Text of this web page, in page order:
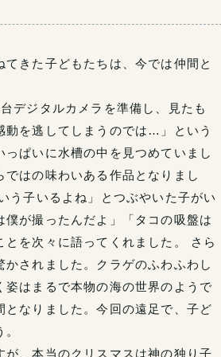
きた子どもたちは、今では仲間と
デジタルカメラを準備し、見たも
動を逃してしまうのでは…」という
ぱいに水槽の中を見つめていまし
はの味わいある作品となりまし
う子いるよね」とつぶやいた子がい
が撮ったんだよ」「タコの吸盤は
を次々に語ってくれました。 さら
されました。クラゲのふわふわし
はまるで本物の海の世界のようで
なりました。今回の遠足で、子ど
、本当のクリスマスは神の独り子